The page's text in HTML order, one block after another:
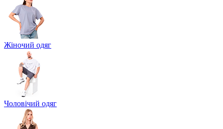
Жіночий одяг
Чоловічий одяг